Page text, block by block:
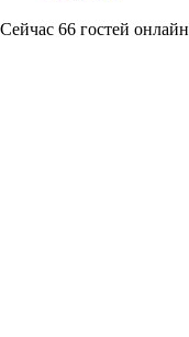
Сейчас 66 гостей онлайн